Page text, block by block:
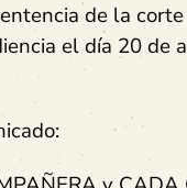
de la
el día 20 de